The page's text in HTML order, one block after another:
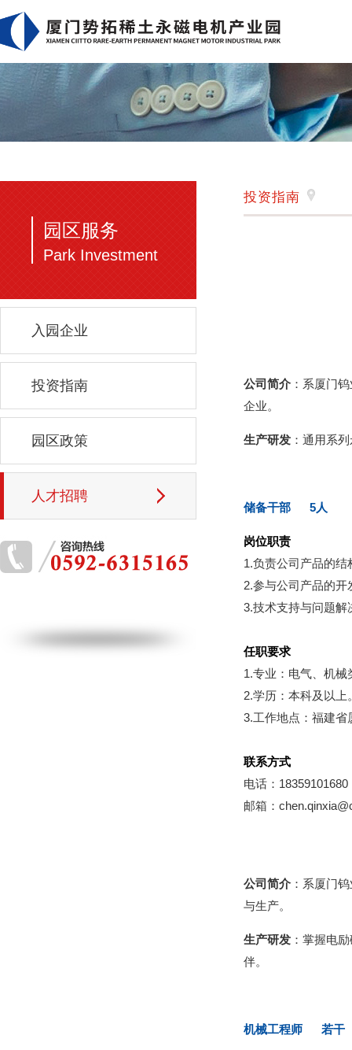
园区服务
Park Investment
入园企业
投资指南
园区政策
人才招聘
投资指南
公司简介 ：系厦门
企业。
生产研发 ：通用系
储备干部 5人
岗位职责
1.负责公司产品的结
2.参与公司产品的开
3.技术支持与问题解
任职要求
1.专业：电气、机械
2.学历：本科及以上
3.工作地点：福建省
联系方式
电话：18359101680
邮箱：
公司简介 ：系厦门
与生产。
生产研发 ：掌握电
伴。
机械工程师 若干